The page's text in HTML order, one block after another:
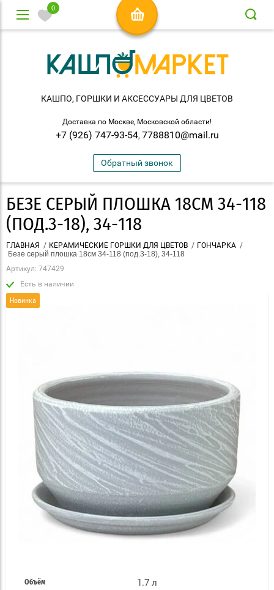
0
КАШПО, ГОРШКИ И АКСЕСCУАРЫ ДЛЯ ЦВЕТОВ
Доставка по Москве, Московской области!
+7 (926) 747-93-54, 7788810@mail.ru
Обратный звонок
БЕЗЕ СЕРЫЙ ПЛОШКА 18СМ 34-118
(ПОД.3-18), 34-118
ГЛАВНАЯ / КЕРАМИЧЕСКИЕ ГОРШКИ ДЛЯ ЦВЕТОВ / ГОНЧАРКА /
Безе серый плошка 18см 34-118 (под.3-18), 34-118
Артикул: 747429
Есть в наличии
Объём 1.7 л
Новинка